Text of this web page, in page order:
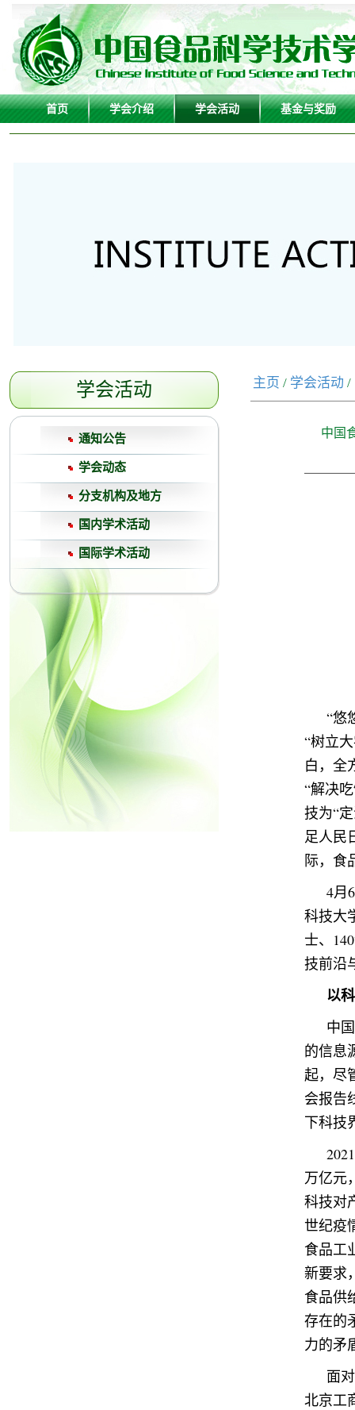
首页 学会介绍 学会活动 基金与奖励
学会活动
通知公告
学会动态
分支机构及地方
国内学术活动
国际学术活动
主页 / 学会活动 /
中国
“悠
“树立
白，全
“解决
技为“
足人民
际，食
4月
科技大
士、
技前沿
以
中
的信息
起，尽
会报告
下科技
万亿元
科技对
世纪疫
食品工
新要求
食品供
存在的
力的矛
面
北京工